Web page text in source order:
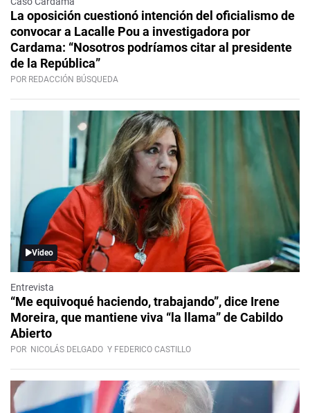
La oposición cuestionó intención del oficialismo de
convocar a Lacalle Pou a investigadora por
Cardama: “Nosotros podríamos citar al presidente
de la República”
POR REDACCIÓN BÚSQUEDA
Video
Entrevista
“Me equivoqué haciendo, trabajando”, dice Irene
Moreira, que mantiene viva “la llama” de Cabildo
Abierto
POR NICOLÁS DELGADO Y FEDERICO CASTILLO